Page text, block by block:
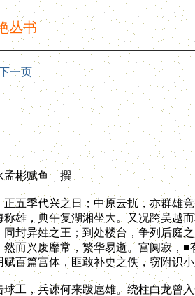
丛书
一页
彬赋鱼 撰
季代兴之日；中原云扰，亦群雄竞
称雄，典午复湖湘坐大。又况跨吴越
同封异姓之王；到处楼台，争列后庭
然而兴废靡常，繁华易逝。宫阒寂，
赋百篇宫体，匪敢补史之佚，窃附识
，兵谏何来跋扈雄。绕柱白龙曾入